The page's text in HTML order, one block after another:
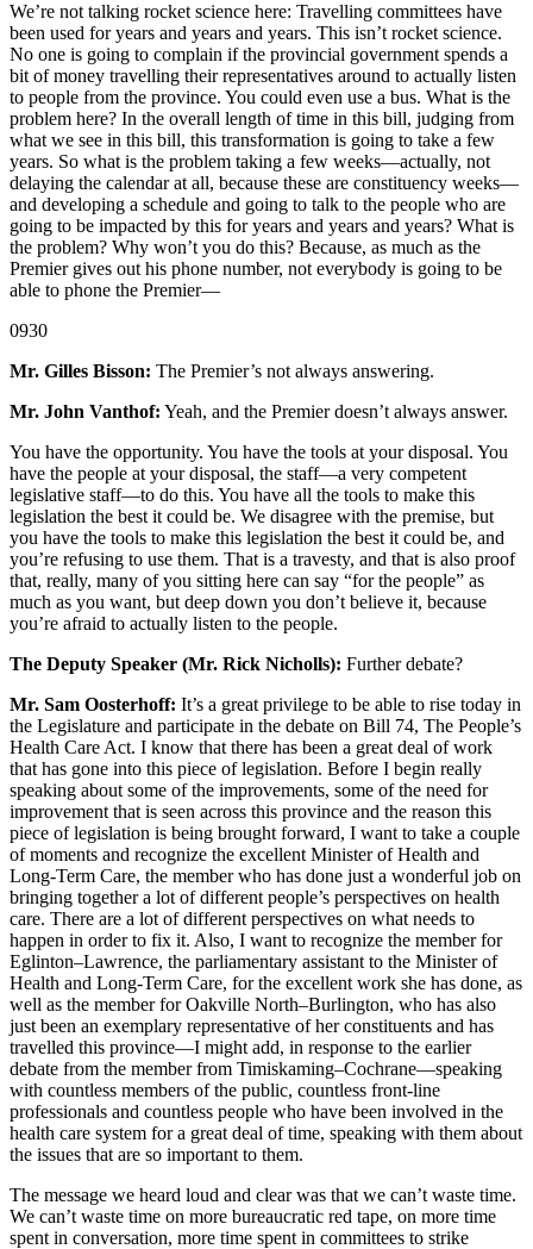
We’re not talking rocket science here: Travelling committees have
been used for years and years and years. This isn’t rocket science.
No one is going to complain if the provincial government spends a
bit of money travelling their representatives around to actually listen
to people from the province. You could even use a bus. What is the
problem here? In the overall length of time in this bill, judging from
what we see in this bill, this transformation is going to take a few
years. So what is the problem taking a few weeks—actually, not
delaying the calendar at all, because these are constituency weeks—
and developing a schedule and going to talk to the people who are
going to be impacted by this for years and years and years? What is
the problem? Why won’t you do this? Because, as much as the
Premier gives out his phone number, not everybody is going to be
able to phone the Premier—
0930
Mr. Gilles Bisson: The Premier’s not always answering.
Mr. John Vanthof: Yeah, and the Premier doesn’t always answer.
You have the opportunity. You have the tools at your disposal. You
have the people at your disposal, the staff—a very competent
legislative staff—to do this. You have all the tools to make this
legislation the best it could be. We disagree with the premise, but
you have the tools to make this legislation the best it could be, and
you’re refusing to use them. That is a travesty, and that is also proof
that, really, many of you sitting here can say “for the people” as
much as you want, but deep down you don’t believe it, because
you’re afraid to actually listen to the people.
The Deputy Speaker (Mr. Rick Nicholls): Further debate?
Mr. Sam Oosterhoff: It’s a great privilege to be able to rise today in
the Legislature and participate in the debate on Bill 74, The People’s
Health Care Act. I know that there has been a great deal of work
that has gone into this piece of legislation. Before I begin really
speaking about some of the improvements, some of the need for
improvement that is seen across this province and the reason this
piece of legislation is being brought forward, I want to take a couple
of moments and recognize the excellent Minister of Health and
Long-Term Care, the member who has done just a wonderful job on
bringing together a lot of different people’s perspectives on health
care. There are a lot of different perspectives on what needs to
happen in order to fix it. Also, I want to recognize the member for
Eglinton–Lawrence, the parliamentary assistant to the Minister of
Health and Long-Term Care, for the excellent work she has done, as
well as the member for Oakville North–Burlington, who has also
just been an exemplary representative of her constituents and has
travelled this province—I might add, in response to the earlier
debate from the member from Timiskaming–Cochrane—speaking
with countless members of the public, countless front-line
professionals and countless people who have been involved in the
health care system for a great deal of time, speaking with them about
the issues that are so important to them.
The message we heard loud and clear was that we can’t waste time.
We can’t waste time on more bureaucratic red tape, on more time
spent in conversation, more time spent in committees to strike